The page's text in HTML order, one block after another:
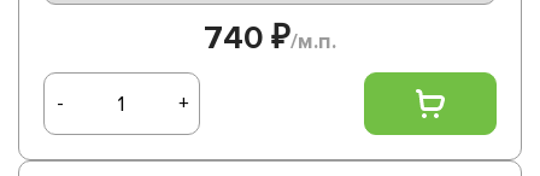
740 ₽/м.п.
- +